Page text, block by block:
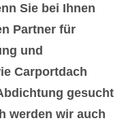
Sie bei Ihnen
Partner für
und
Carportdach
gesucht
werden wir auch